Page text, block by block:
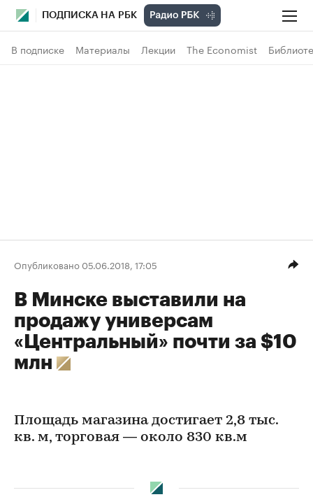
ПОДПИСКА НА РБК
В подписке Материалы Лекции The Economist
Опубликовано 05.06.2018, 17:05
В Минске выставили на
продажу универсам
«Центральный» почти за $10
млн
Площадь магазина достигает 2,8 тыс.
кв. м, торговая — около 830 кв.м